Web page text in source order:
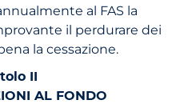
al FAS la
il perdurare dei
la cessazione.
II
AL FONDO